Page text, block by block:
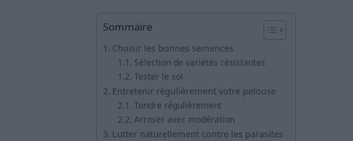
Sommaire
Choisir les bonnes semences
Sélection de variétés résistantes
Tester le sol
Entretenir régulièrement votre pelouse
Tondre régulièrement
Arroser avec modération
Lutter naturellement contre les parasites